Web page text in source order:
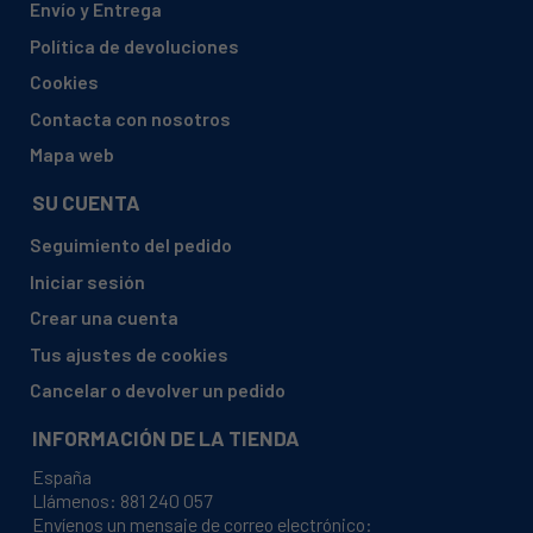
ALTUS, AL 432 A ALTUS BULASIK MAKINASI TR(92530
ALTUS, AL 434
ALTUS, AL 434 SX ALTUS BULASIK MAKINASI TR92531
ALTUS, AL 434 SXY
ALTUS, AL 434 SXY TURKEY DMSDW(93063)
Envío y Entrega
Política de devoluciones
Cookies
Contacta con nosotros
Mapa web
SU CUENTA
Seguimiento del pedido
Iniciar sesión
Crear una cuenta
Tus ajustes de cookies
Cancelar o devolver un pedido
INFORMACIÓN DE LA TIENDA
España
Llámenos: 881 240 057
Envíenos un mensaje de correo electrónico: